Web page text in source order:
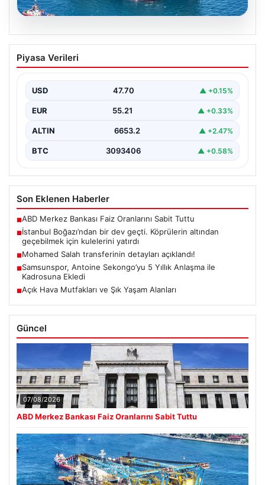
06.08.2026
İstanbul Boğazı’ndan bir dev geçti.
Köprülerin altından geçebilmek için
Piyasa Verileri
USD 47.70 ▲ +0.15%
EUR 55.21 ▲ +0.33%
ALTIN 6653.2 ▲ +2.47%
BTC 3093406 ▲ +0.58%
Son Eklenen Haberler
■ABD Merkez Bankası Faiz Oranlarını Sabit Tuttu
■İstanbul Boğazı’ndan bir dev geçti. Köprülerin altından
geçebilmek için kulelerini yatırdı
■Mohamed Salah transferinin detayları açıklandı!
■Samsunspor, Antoine Sekongo’yu 5 Yıllık Anlaşma ile
Kadrosuna Ekledi
■Açık Hava Mutfakları ve Şık Yaşam Alanları
Güncel
07/08/2026
ABD Merkez Bankası Faiz Oranlarını Sabit Tuttu